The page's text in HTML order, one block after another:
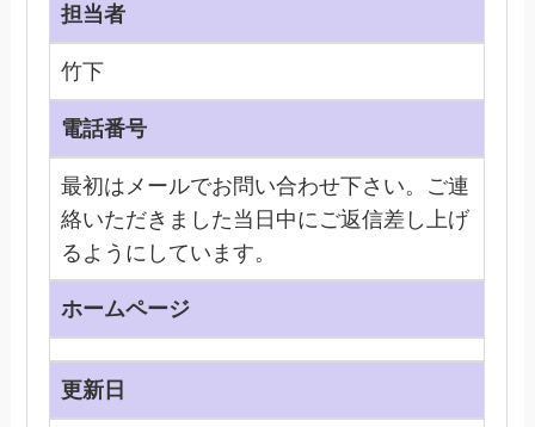
担当者
竹下
電話番号
最初はメールでお問い合わせ下さい。ご連
絡いただきました当日中にご返信差し上げ
るようにしています。
ホームページ
更新日